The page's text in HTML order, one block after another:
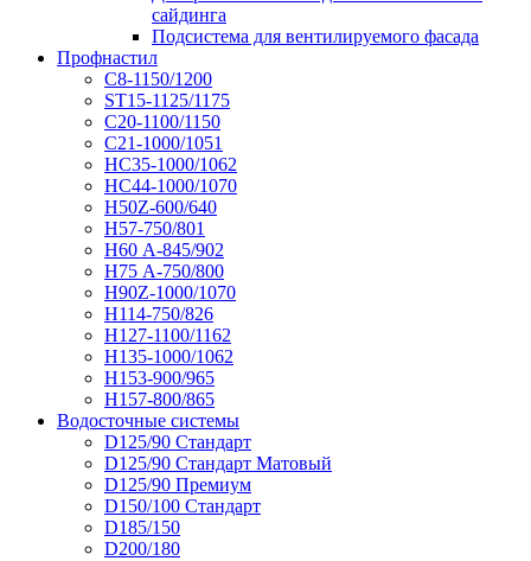
сайдинга
Подсистема для вентилируемого фасада
Профнастил
С8-1150/1200
ST15-1125/1175
С20-1100/1150
С21-1000/1051
НС35-1000/1062
НС44-1000/1070
Н50Z-600/640
Н57-750/801
Н60 А-845/902
Н75 А-750/800
Н90Z-1000/1070
Н114-750/826
Н127-1100/1162
Н135-1000/1062
Н153-900/965
Н157-800/865
Водосточные системы
D125/90 Стандарт
D125/90 Стандарт Матовый
D125/90 Премиум
D150/100 Стандарт
D185/150
D200/180